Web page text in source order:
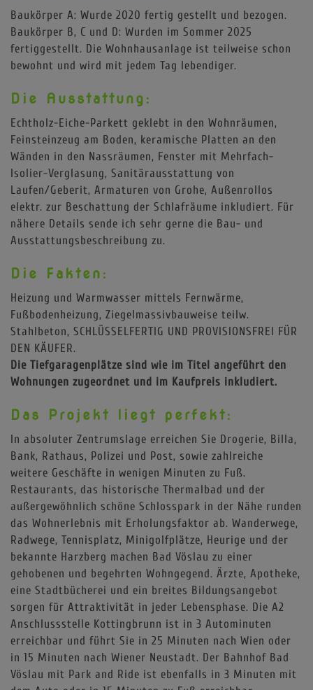
Baukörper A: Wurde 2020 fertig gestellt und bezogen.
Baukörper B, C und D: Wurden im Sommer 2025
fertiggestellt. Die Wohnhausanlage ist teilweise schon
bewohnt und wird mit jedem Tag lebendiger.
Die Ausstattung:
Echtholz-Eiche-Parkett geklebt in den Wohnräumen,
Feinsteinzeug am Boden, keramische Platten an den
Wänden in den Nassräumen, Fenster mit Mehrfach-
Isolier-Verglasung, Sanitärausstattung von
Laufen/Geberit, Armaturen von Grohe, Außenrollos
elektr. zur Beschattung der Schlafräume inkludiert. Für
nähere Details sende ich sehr gerne die Bau- und
Ausstattungsbeschreibung zu.
Die Fakten:
Heizung und Warmwasser mittels Fernwärme,
Fußbodenheizung, Ziegelmassivbauweise teilw.
Stahlbeton, SCHLÜSSELFERTIG UND PROVISIONSFREI FÜR
DEN KÄUFER.
Die Tiefgaragenplätze sind wie im Titel angeführt den
Wohnungen zugeordnet und im Kaufpreis inkludiert.
Das Projekt liegt perfekt:
In absoluter Zentrumslage erreichen Sie Drogerie, Billa,
Bank, Rathaus, Polizei und Post, sowie zahlreiche
weitere Geschäfte in wenigen Minuten zu Fuß.
Restaurants, das historische Thermalbad und der
außergewöhnlich schöne Schlosspark in der Nähe runden
das Wohnerlebnis mit Erholungsfaktor ab. Wanderwege,
Radwege, Tennisplatz, Minigolfplätze, Heurige und der
bekannte Harzberg machen Bad Vöslau zu einer
gehobenen und begehrten Wohngegend. Ärzte, Apotheke,
eine Stadtbücherei und ein breites Bildungsangebot
sorgen für Attraktivität in jeder Lebensphase. Die A2
Anschlussstelle Kottingbrunn ist in 3 Autominuten
erreichbar und führt Sie in 25 Minuten nach Wien oder
in 15 Minuten nach Wiener Neustadt. Der Bahnhof Bad
Vöslau mit Park and Ride ist ebenfalls in 3 Minuten mit